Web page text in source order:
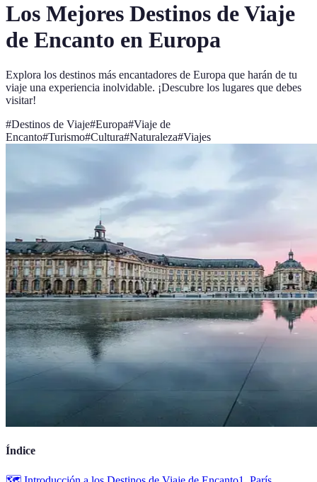
Los Mejores Destinos de Viaje
de Encanto en Europa
Explora los destinos más encantadores de Europa que harán de tu
viaje una experiencia inolvidable. ¡Descubre los lugares que debes
visitar!
#Destinos de Viaje#Europa#Viaje de
Encanto#Turismo#Cultura#Naturaleza#Viajes
Índice